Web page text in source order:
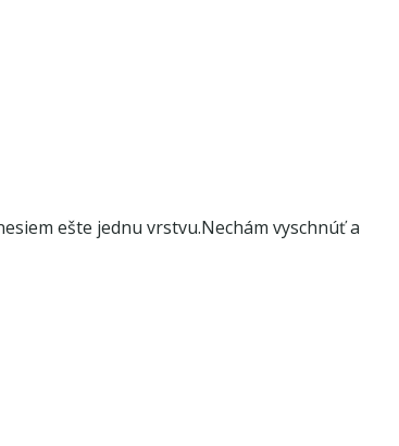
ešte jednu vrstvu.Nechám vyschnúť a